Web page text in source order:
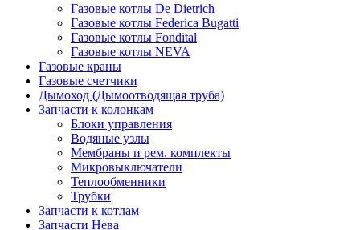
Газовые котлы De Dietrich
Газовые котлы Federica Bugatti
Газовые котлы Fondital
Газовые котлы NEVA
Газовые краны
Газовые счетчики
Дымоход (Дымоотводящая труба)
Запчасти к колонкам
Блоки управления
Водяные узлы
Мембраны и рем. комплекты
Микровыключатели
Теплообменники
Трубки
Запчасти к котлам
Запчасти Нева